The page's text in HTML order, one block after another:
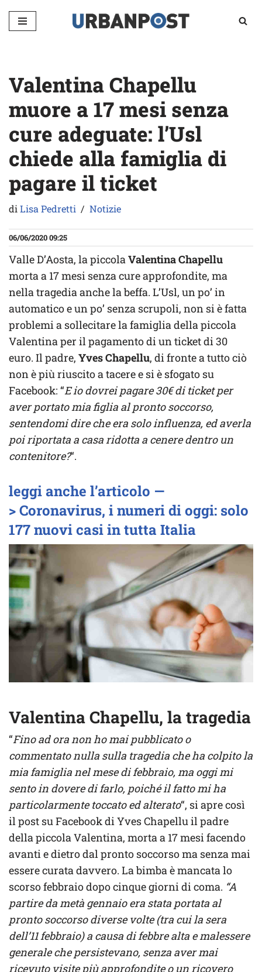
Vai
Valentina Chapellu
muore a 17 mesi senza
cure adeguate: l’Usl
chiede alla famiglia di
pagare il ticket
diLisa Pedretti Notizie
06/06/2020 09:25
Valle D’Aosta, la piccolaValentina Chapellu
morta a 17 mesi senza cure approfondite, ma
nella tragedia anche la beffa. L’Usl, un po’ in
automatico e un po’ senza scrupoli, non si è fatta
problemi a sollecitare la famiglia della piccola
Valentina per il pagamento di un ticket di 30
euro. Il padre, Yves Chapellu, di fronte a tutto ciò
non è più riuscito a tacere e si è sfogato su
Facebook: “E io dovrei pagare 30€ di ticket per
aver portato mia figlia al pronto soccorso,
sentendomi dire che era solo influenza, ed averla
poi riportata a casa ridotta a cenere dentro un
contenitore?“.
leggi anche l’articolo —
> Coronavirus, i numeri di oggi: solo
177 nuovi casi in tutta Italia
Valentina Chapellu, la tragedia
“Fino ad ora non ho mai pubblicato o
commentato nulla sulla tragedia che ha colpito la
mia famiglia nel mese di febbraio, ma oggi mi
sento in dovere di farlo, poiché il fatto mi ha
particolarmente toccato ed alterato“, si apre così
il post su Facebook di Yves Chapellu il padre
della piccola Valentina, morta a 17 mesi facendo
avanti e dietro dal pronto soccorso ma senza mai
essere curata davvero. La bimba è mancata lo
scorso febbraio dopo cinque giorni di coma. “A
partire da metà gennaio era stata portata al
pronto soccorso diverse volte (tra cui la sera
dell’11 febbraio) a causa di febbre alta e malessere
generale che persistevano, senza aver mai
ricevuto visite più approfondite o un ricovero